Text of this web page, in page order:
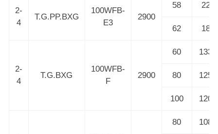
2-
4
T.G.PP.BXG
100WFB-
E3
2900
58 22
62 18
2-
4
T.G.BXG
100WFB-
F
2900
60 133
80 125
100 120
80 108